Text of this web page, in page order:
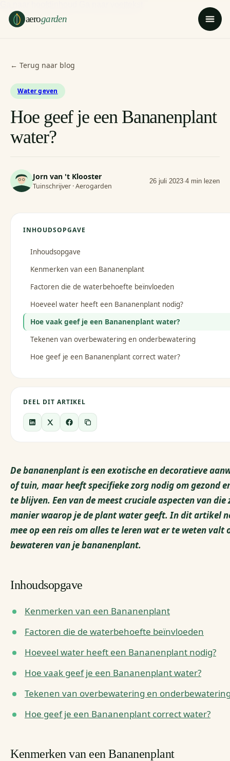
aerogarden
← Terug naar blog
Water geven
Hoe geef je een Bananenplant
water?
Jorn van 't Klooster
Tuinschrijver · Aerogarden
26 juli 2023·4 min lezen
INHOUDSOPGAVE
Inhoudsopgave
Kenmerken van een Bananenplant
Factoren die de waterbehoefte beïnvloeden
Hoeveel water heeft een Bananenplant nodig?
Hoe vaak geef je een Bananenplant water?
Tekenen van overbewatering en onderbewatering
Hoe geef je een Bananenplant correct water?
DEEL DIT ARTIKEL
De bananenplant is een exotische en decoratieve
of tuin, maar heeft specifieke zorg nodig om gezond
te blijven. Een van de meest cruciale aspecten van die
manier waarop je de plant water geeft. In dit artikel
mee op een reis om alles te leren wat er te weten valt
bewateren van je bananenplant.
Inhoudsopgave
Kenmerken van een Bananenplant
Factoren die de waterbehoefte beïnvloeden
Hoeveel water heeft een Bananenplant nodig?
Hoe vaak geef je een Bananenplant water?
Tekenen van overbewatering en
Hoe geef je een Bananenplant correct water?
Kenmerken van een Bananenplant